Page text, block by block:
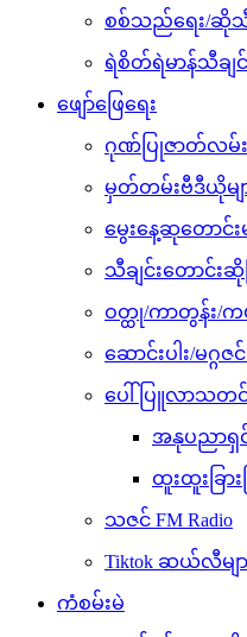
စစ်သည်ရေး/ဆိုသီခ
ရဲစိတ်ရဲမာန်သီချင်း
ဖျော်ဖြေရေး
ဂုဏ်ပြုဇာတ်လမ်းမ
မှတ်တမ်းဗီဒီယိုမျ
မွေးနေ့ဆုတောင်းမ
သီချင်းတောင်းဆိုခ
ဝတ္ထု/ကာတွန်း/ကဗ
ဆောင်းပါး/မဂ္ဂဇင်
ပေါ်ပြူလာသတင်း
အနုပညာရှ
ထူးထူးခြား
သဇင် FM Radio
Tiktok ဆယ်လီမျာ
ကံစမ်းမဲ